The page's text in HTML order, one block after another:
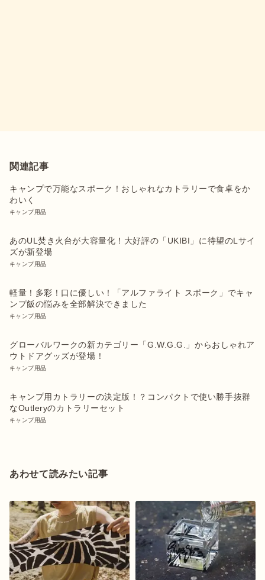
関連記事
キャンプで万能なスポーク！おしゃれなカトラリーで食卓をか
わいく
キャンプ用品
あのUL焚き火台が大容量化！大好評の「UKIBI」に待望のLサイ
ズが新登場
キャンプ用品
軽量！多彩！口に優しい！「アルファライト スポーク」でキャ
ンプ飯の悩みを全部解決できました
キャンプ用品
グローバルワークの新カテゴリー「G.W.G.G.」からおしゃれア
ウトドアグッズが登場！
キャンプ用品
キャンプ用カトラリーの決定版！？コンパクトで使い勝手抜群
なOutleryのカトラリーセット
キャンプ用品
あわせて読みたい記事